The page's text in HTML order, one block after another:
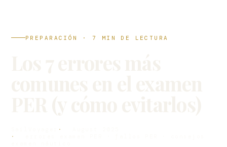
PREPARACIÓN · 7 MIN DE LECTURA